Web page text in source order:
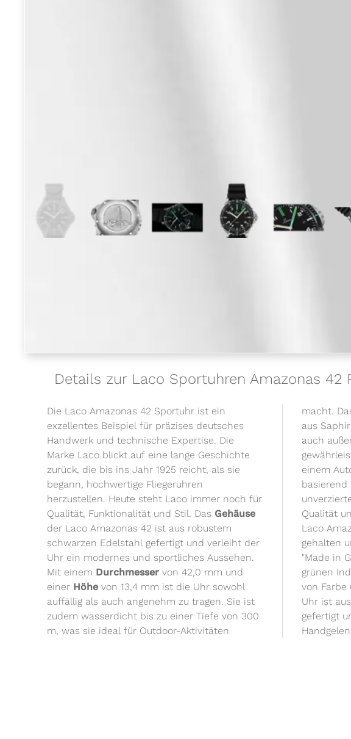
Details zur Laco Sportuhren Amazonas 42
Die Laco Amazonas 42 Sportuhr ist ein
exzellentes Beispiel für präzises deutsches
Handwerk und technische Expertise. Die
Marke Laco blickt auf eine lange Geschichte
zurück, die bis ins Jahr 1925 reicht, als sie
begann, hochwertige Fliegeruhren
herzustellen. Heute steht Laco immer noch für
Qualität, Funktionalität und Stil. Das Gehäuse
der Laco Amazonas 42 ist aus robustem
schwarzen Edelstahl gefertigt und verleiht der
Uhr ein modernes und sportliches Aussehen.
Mit einem Durchmesser von 42,0 mm und
einer Höhe von 13,4 mm ist die Uhr sowohl
auffällig als auch angenehm zu tragen. Sie ist
zudem wasserdicht bis zu einer Tiefe von 300
m, was sie ideal für Outdoor-Aktivitäten
macht.
aus
auch
einem
basierend
Qualität
Laco
gehalten
"Made in
grünen
von
Uhr ist
gefertigt